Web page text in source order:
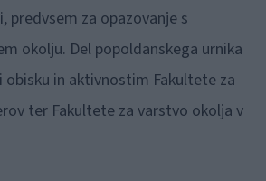
za opazovanje s
okolju. Del popoldanskega urnika
obisku in aktivnostim Fakultete za
ter Fakultete za varstvo okolja v